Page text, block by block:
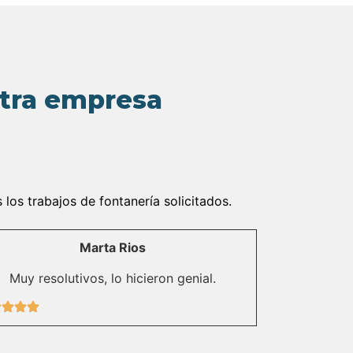
empresa
los trabajos de fontanería solicitados.
Marta Rios
Muy resolutivos, lo hicieron genial.